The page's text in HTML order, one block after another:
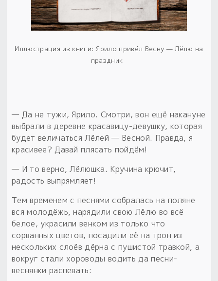
Иллюстрация из книги: Ярило привёл Весну — Лёлю на
праздник
— Да не тужи, Ярило. Смотри, вон ещё накануне
выбрали в деревне красавицу-девушку, которая
будет величаться Лёлей — Весной. Правда, я
красивее? Давай плясать пойдём!
— И то верно, Лёлюшка. Кручина крючит,
радость выпрямляет!
Тем временем с песнями собралась на поляне
вся молодёжь, нарядили свою Лёлю во всё
белое, украсили венком из только что
сорванных цветов, посадили её на трон из
нескольких слоёв дёрна с пушистой травкой, а
вокруг стали хороводы водить да песни-
веснянки распевать: